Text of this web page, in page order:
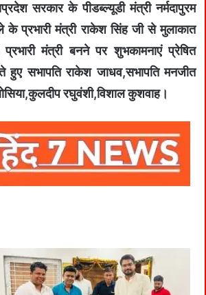
सरकार के पीडब्ल्यूडी मंत्री नर्मदापुरम
के प्रभारी मंत्री राकेश सिंह जी से मुलाकात
मंत्री बनने पर शुभकामनाएं प्रेषित
हुए सभापति राकेश जाधव,सभापति मनजीत
रघुवंशी,विशाल कुशवाह।